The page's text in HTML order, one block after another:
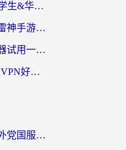
海外回国VPN推荐：留学生&华人无缝访问国内资源的实用指南
海外党选回国加速器：雷神手游和SpeedCN哪个好？附避坑指南
海外党必看：猎豹加速器试用一小时后，我终于找到无缝访问国内资源的正确姿势
海外党必看：快帆TV版VPN好用吗？和畅游VPN对比哪个回国效果更好？附实用选择指南
欧洲人玩逆水寒吗？海外党国服游戏畅玩终极指南（附低延迟秘籍）